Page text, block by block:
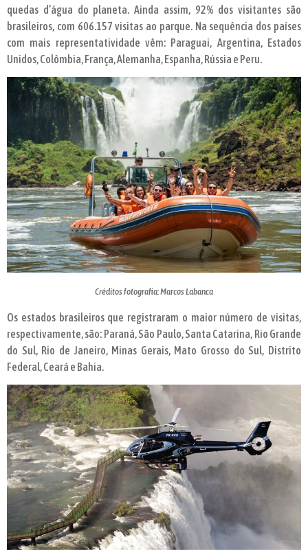
quedas d’água do planeta. Ainda assim, 92% dos visitantes são
brasileiros, com 606.157 visitas ao parque. Na sequência dos países
com mais representatividade vêm: Paraguai, Argentina, Estados
Unidos, Colômbia, França, Alemanha, Espanha, Rússia e Peru.
Créditos fotografia: Marcos Labanca
Os estados brasileiros que registraram o maior número de visitas,
respectivamente, são: Paraná, São Paulo, Santa Catarina, Rio Grande
do Sul, Rio de Janeiro, Minas Gerais, Mato Grosso do Sul, Distrito
Federal, Ceará e Bahia.